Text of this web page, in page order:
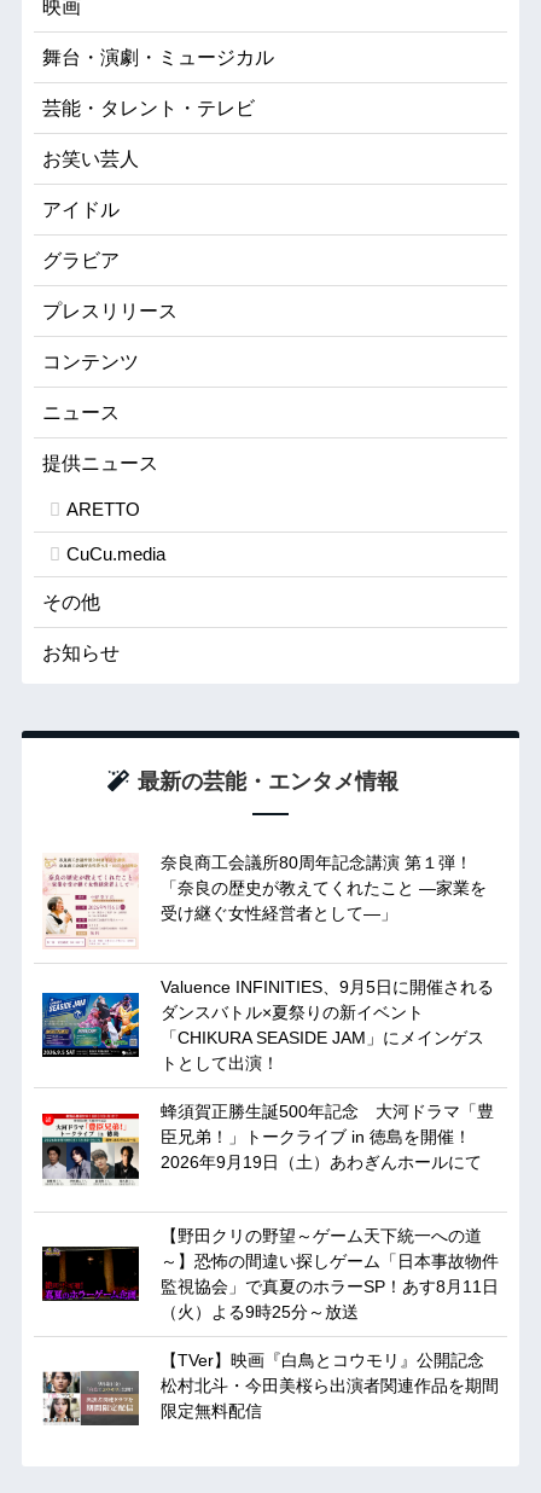
映画
舞台・演劇・ミュージカル
芸能・タレント・テレビ
お笑い芸人
アイドル
グラビア
プレスリリース
コンテンツ
ニュース
提供ニュース
ARETTO
CuCu.media
その他
お知らせ
最新の芸能・エンタメ情報
奈良商工会議所80周年記念講演 第１弾！
「奈良の歴史が教えてくれたこと ―家業を
受け継ぐ女性経営者として―」
Valuence INFINITIES、9月5日に開催される
ダンスバトル×夏祭りの新イベント
「CHIKURA SEASIDE JAM」にメインゲス
トとして出演！
蜂須賀正勝生誕500年記念 大河ドラマ「豊
臣兄弟！」トークライブ in 徳島を開催！
2026年9月19日（土）あわぎんホールにて
【野田クリの野望～ゲーム天下統一への道
～】恐怖の間違い探しゲーム「日本事故物件
監視協会」で真夏のホラーSP！あす8月11日
（火）よる9時25分～放送
【TVer】映画『白鳥とコウモリ』公開記念
松村北斗・今田美桜ら出演者関連作品を期間
限定無料配信